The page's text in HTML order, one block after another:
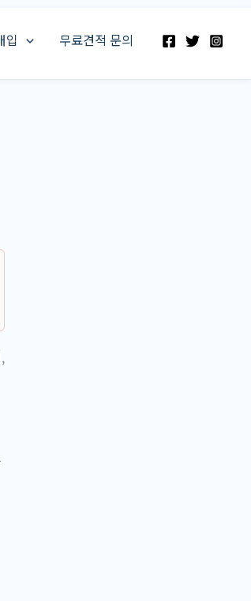
입 무료견적 문의